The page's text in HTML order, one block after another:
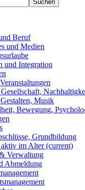
Suchen
Beruf
und Medien
und Integration
Musik
Bewegung,
Grundbildung
im Alter(current)
Verwaltung
Abmeldung